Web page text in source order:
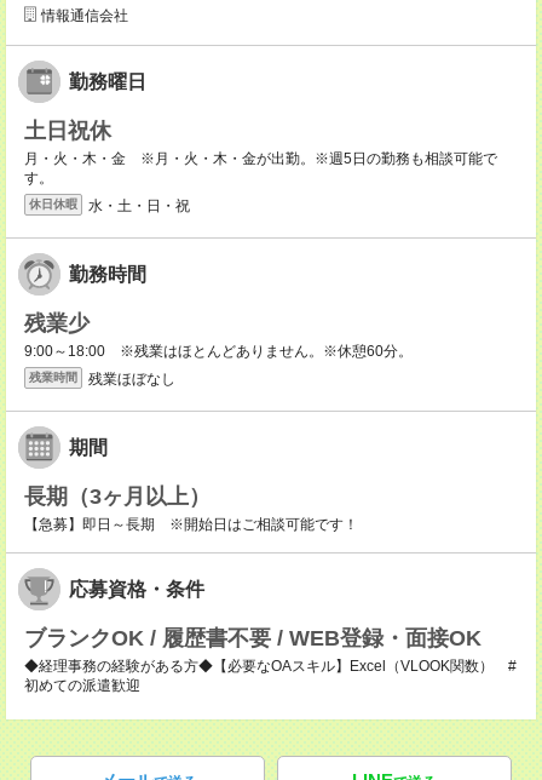
情報通信会社
勤務曜日
土日祝休
月・火・木・金 ※月・火・木・金が出勤。※週5日の勤務も相談可能で
す。
休日休暇 水・土・日・祝
勤務時間
残業少
9:00～18:00 ※残業はほとんどありません。※休憩60分。
残業時間 残業ほぼなし
期間
長期（3ヶ月以上）
【急募】即日～長期 ※開始日はご相談可能です！
応募資格・条件
ブランクOK / 履歴書不要 / WEB登録・面接OK
◆経理事務の経験がある方◆【必要なOAスキル】Excel（VLOOK関数） #
初めての派遣歓迎